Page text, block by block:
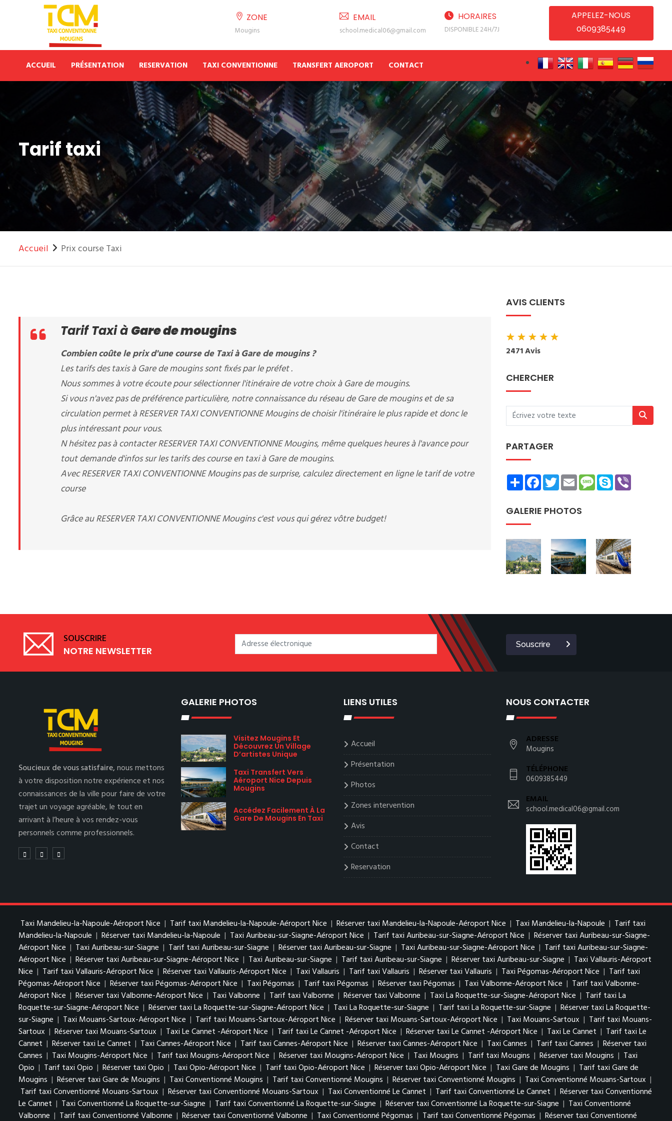
ZONE
Mougins
EMAIL
school.medical06@gmail.com
HORAIRES
DISPONIBLE 24H/7J
APPELEZ-NOUS
0609385449
ACCUEIL PRÉSENTATION RESERVATION TAXI CONVENTIONNE TRANSFERT AEROPORT CONTACT
Tarif taxi
Accueil Prix course Taxi
Tarif Taxi à Gare de mougins
Combien coûte le prix d'une course de Taxi à Gare de mougins ?
Les tarifs des taxis à Gare de mougins sont fixés par le préfet .
Nous sommes à votre écoute pour sélectionner l'itinéraire de votre choix à Gare de mougins.
Si vous n'avez pas de préférence particulière, notre connaissance du réseau de Gare de mougins et de sa
circulation permet à RESERVER TAXI CONVENTIONNE Mougins de choisir l'itinéraire le plus rapide et donc le
plus intéressant pour vous.
N hésitez pas à contacter RESERVER TAXI CONVENTIONNE Mougins, même quelques heures à l'avance pour
tout demande d'infos sur les tarifs des course en taxi à Gare de mougins.
Avec RESERVER TAXI CONVENTIONNE Mougins pas de surprise, calculez directement en ligne le tarif de votre
course
Grâce au RESERVER TAXI CONVENTIONNE Mougins c'est vous qui gérez vôtre budget!
AVIS CLIENTS
★★★★★
2471 Avis
CHERCHER
PARTAGER
ShareFacebookTwitterEmailMessage
Skype
GALERIE PHOTOS
SOUSCRIRE
NOTRE NEWSLETTER
Souscrire
Soucieux de vous satisfaire,nous mettons
à votre disposition notre expérience et nos
connaissances de la ville pour faire de votre
trajet un voyage agréable, le tout en
arrivant à l’heure à vos rendez-vous
personnels comme professionnels.
GALERIE PHOTOS
Visitez Mougins Et
Découvrez Un Village
D’artistes Unique
Taxi Transfert Vers
Aéroport Nice Depuis
Mougins
Accédez Facilement À La
Gare De Mougins En Taxi
LIENS UTILES
Accueil
Présentation
Photos
Zones intervention
Avis
Contact
Reservation
NOUS CONTACTER
ADRESSE
Mougins
TÉLÉPHONE
0609385449
EMAIL
school.medical06@gmail.com
Taxi Mandelieu-la-Napoule-Aéroport Nice | Tarif taxi Mandelieu-la-Napoule-Aéroport Nice | Réserver taxi Mandelieu-la-Napoule-Aéroport Nice | Taxi Mandelieu-la-Napoule | Tarif taxi
Mandelieu-la-Napoule | Réserver taxi Mandelieu-la-Napoule | Taxi Auribeau-sur-Siagne-Aéroport Nice | Tarif taxi Auribeau-sur-Siagne-Aéroport Nice | Réserver taxi Auribeau-sur-Siagne-
Aéroport Nice | Taxi Auribeau-sur-Siagne | Tarif taxi Auribeau-sur-Siagne | Réserver taxi Auribeau-sur-Siagne | Taxi Auribeau-sur-Siagne-Aéroport Nice | Tarif taxi Auribeau-sur-Siagne-
Aéroport Nice | Réserver taxi Auribeau-sur-Siagne-Aéroport Nice | Taxi Auribeau-sur-Siagne | Tarif taxi Auribeau-sur-Siagne | Réserver taxi Auribeau-sur-Siagne | Taxi Vallauris-Aéroport
Nice | Tarif taxi Vallauris-Aéroport Nice | Réserver taxi Vallauris-Aéroport Nice | Taxi Vallauris | Tarif taxi Vallauris | Réserver taxi Vallauris | Taxi Pégomas-Aéroport Nice | Tarif taxi
Pégomas-Aéroport Nice | Réserver taxi Pégomas-Aéroport Nice | Taxi Pégomas | Tarif taxi Pégomas | Réserver taxi Pégomas | Taxi Valbonne-Aéroport Nice | Tarif taxi Valbonne-
Aéroport Nice | Réserver taxi Valbonne-Aéroport Nice | Taxi Valbonne | Tarif taxi Valbonne | Réserver taxi Valbonne | Taxi La Roquette-sur-Siagne-Aéroport Nice | Tarif taxi La
Roquette-sur-Siagne-Aéroport Nice | Réserver taxi La Roquette-sur-Siagne-Aéroport Nice | Taxi La Roquette-sur-Siagne | Tarif taxi La Roquette-sur-Siagne | Réserver taxi La Roquette-
sur-Siagne | Taxi Mouans-Sartoux-Aéroport Nice | Tarif taxi Mouans-Sartoux-Aéroport Nice | Réserver taxi Mouans-Sartoux-Aéroport Nice | Taxi Mouans-Sartoux | Tarif taxi Mouans-
Sartoux | Réserver taxi Mouans-Sartoux | Taxi Le Cannet -Aéroport Nice | Tarif taxi Le Cannet -Aéroport Nice | Réserver taxi Le Cannet -Aéroport Nice | Taxi Le Cannet | Tarif taxi Le
Cannet | Réserver taxi Le Cannet | Taxi Cannes-Aéroport Nice | Tarif taxi Cannes-Aéroport Nice | Réserver taxi Cannes-Aéroport Nice | Taxi Cannes | Tarif taxi Cannes | Réserver taxi
Cannes | Taxi Mougins-Aéroport Nice | Tarif taxi Mougins-Aéroport Nice | Réserver taxi Mougins-Aéroport Nice | Taxi Mougins | Tarif taxi Mougins | Réserver taxi Mougins | Taxi
Opio | Tarif taxi Opio | Réserver taxi Opio | Taxi Opio-Aéroport Nice | Tarif taxi Opio-Aéroport Nice | Réserver taxi Opio-Aéroport Nice | Taxi Gare de Mougins | Tarif taxi Gare de
Mougins | Réserver taxi Gare de Mougins | Taxi Conventionné Mougins | Tarif taxi Conventionné Mougins | Réserver taxi Conventionné Mougins | Taxi Conventionné Mouans-Sartoux |
Tarif taxi Conventionné Mouans-Sartoux | Réserver taxi Conventionné Mouans-Sartoux | Taxi Conventionné Le Cannet | Tarif taxi Conventionné Le Cannet | Réserver taxi Conventionné
Le Cannet | Taxi Conventionné La Roquette-sur-Siagne | Tarif taxi Conventionné La Roquette-sur-Siagne | Réserver taxi Conventionné La Roquette-sur-Siagne | Taxi Conventionné
Valbonne | Tarif taxi Conventionné Valbonne | Réserver taxi Conventionné Valbonne | Taxi Conventionné Pégomas | Tarif taxi Conventionné Pégomas | Réserver taxi Conventionné